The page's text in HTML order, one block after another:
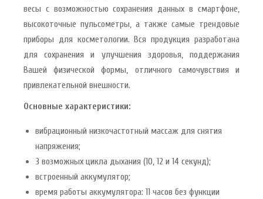
весы с возможностью сохранения данных в смартфоне,
высокоточные пульсометры, а также самые трендовые
приборы для косметологии. Вся продукция разработана
для сохранения и улучшения здоровья, поддержания
Вашей физической формы, отличного самочувствия и
привлекательной внешности.
Основные характеристики:
вибрационный низкочастотный массаж для снятия
напряжения;
3 возможных цикла дыхания (10, 12 и 14 секунд);
встроенный аккумулятор;
время работы аккумулятора: 11 часов без функции